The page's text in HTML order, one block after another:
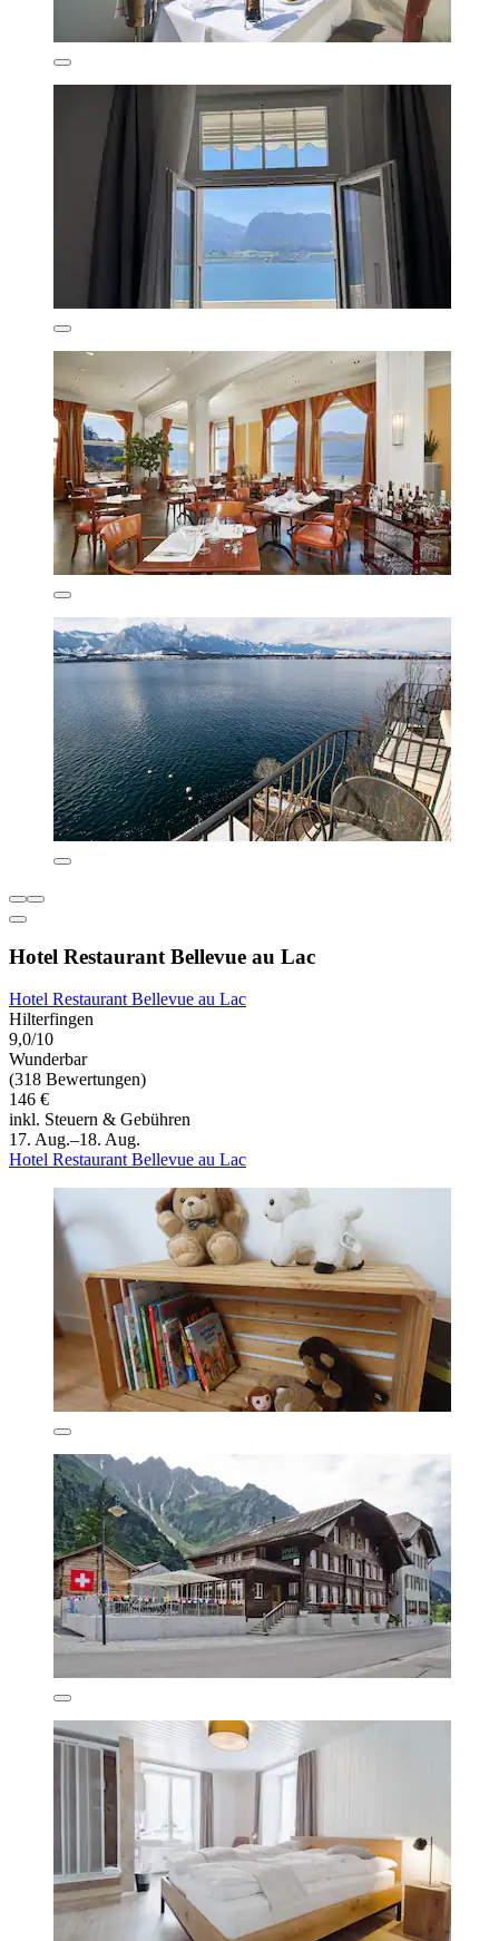
Hotel Restaurant Bellevue au Lac
Hotel Restaurant Bellevue au Lac
Hilterfingen
9,0/10
Wunderbar
(318 Bewertungen)
146 €
inkl. Steuern & Gebühren
17. Aug.–18. Aug.
Hotel Restaurant Bellevue au Lac